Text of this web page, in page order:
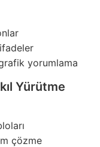
yorumlama
Yürütme
çözme